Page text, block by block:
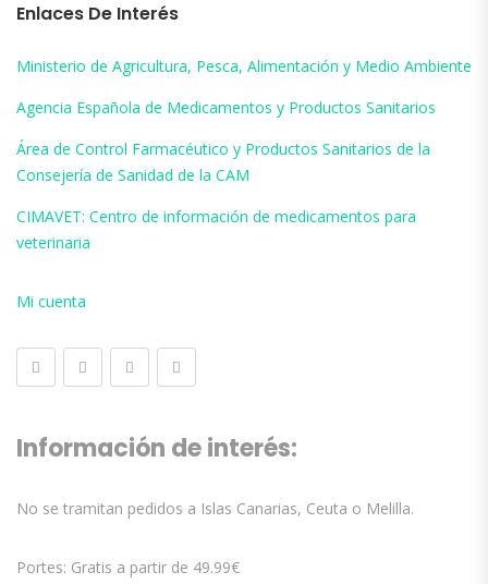
Enlaces De Interés
Ministerio de Agricultura, Pesca, Alimentación y Medio Ambiente
Agencia Española de Medicamentos y Productos Sanitarios
Área de Control Farmacéutico y Productos Sanitarios de la
Consejería de Sanidad de la CAM
CIMAVET: Centro de información de medicamentos para
veterinaria
Mi cuenta
Información de interés:
No se tramitan pedidos a Islas Canarias, Ceuta o Melilla.
Portes: Gratis a partir de 49.99€